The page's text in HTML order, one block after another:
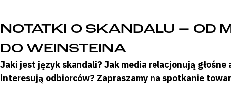
NOTATKI O SKANDALU – OD
DO WEINSTEINA
Jaki jest język skandali? Jak media relacjonują
interesują odbiorców? Zapraszamy na spotkanie